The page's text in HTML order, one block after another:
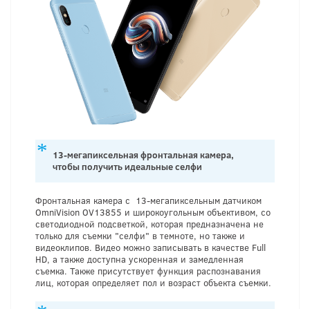
13-мегапиксельная фронтальная камера,
чтобы получить идеальные селфи
Фронтальная камера с 13-мегапиксельным датчиком
OmniVision OV13855 и широкоугольным объективом, со
светодиодной подсветкой, которая предназначена не
только для съемки "селфи" в темноте, но также и
видеоклипов. Видео можно записывать в качестве Full
HD, а также доступна ускоренная и замедленная
съемка. Также присутствует функция распознавания
лиц, которая определяет пол и возраст объекта съемки.